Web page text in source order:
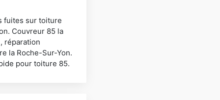
fuites sur toiture
Couvreur 85 la
réparation
la Roche-Sur-Yon.
pour toiture 85.